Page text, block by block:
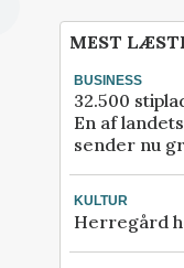
MEST
BUSINESS
32.500
En af
sender nu
KULTUR
Herregård